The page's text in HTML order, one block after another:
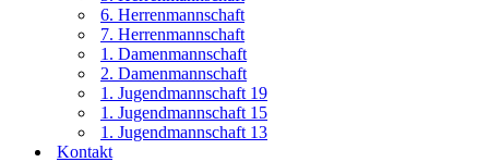
6. Herrenmannschaft
7. Herrenmannschaft
1. Damenmannschaft
2. Damenmannschaft
1. Jugendmannschaft 19
1. Jugendmannschaft 15
1. Jugendmannschaft 13
Kontakt